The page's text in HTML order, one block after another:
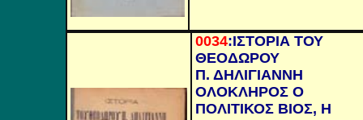
0034:ΙΣΤΟΡΙΑ ΤΟΥ
ΘΕΟΔΩΡΟΥ
Π. ΔΗΛΙΓΙΑΝΝΗ
ΟΛΟΚΛΗΡΟΣ Ο
ΠΟΛΙΤΙΚΟΣ ΒΙΟΣ, Η